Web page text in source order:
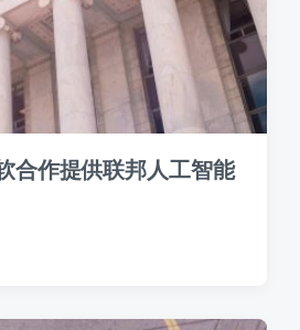
合作提供联邦人工智能